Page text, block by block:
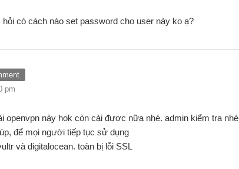
có cách nào set password cho user này ko ạ?
pm
openvpn này hok còn cài được nữa nhé. admin kiểm tra nhé
để mọi người tiếp tục sử dụng
và digitalocean. toàn bị lỗi SSL